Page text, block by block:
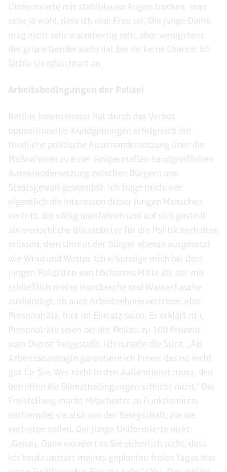
Uniformierte mit stahlblauen Augen trocken, man
sehe ja wohl, dass ich eine Frau sei. Die junge Dame
mag nicht sehr warmherzig sein, aber wenigstens
der grüne Genderwahn hat bei ihr keine Chance. Ich
lächle sie erleichtert an.
Arbeitsbedingungen der Polizei
Berlins Innensenator hat durch das Verbot
oppositioneller Kundgebungen erfolgreich die
friedliche politische Auseinandersetzung über die
Maßnahmen zu einer einigermaßen handgreiflichen
Auseinandersetzung zwischen Bürgern und
Staatsgewalt gewandelt. Ich frage mich, wer
eigentlich die Interessen dieser jungen Menschen
vertritt, die völlig unerfahren und auf sich gestellt
als menschliche Blitzableiter für die Politik herhalten
müssen, dem Unmut der Bürger ebenso ausgesetzt
wie Wind und Wetter. Ich erkundige mich bei dem
jungen Polizisten von höchstens Mitte 20, der mir
schließlich meine Handtasche und Wasserflasche
aushändigt, ob auch Arbeitnehmervertreter, also
Personalräte, hier im Einsatz seien. Er erklärt mir,
Personalräte seien bei der Polizei zu 100 Prozent
vom Dienst freigestellt. Ich runzele die Stirn. „Als
Arbeitssoziologin garantiere ich Ihnen, das ist nicht
gut für Sie. Wer nicht in den Außendienst muss, den
betreffen die Dienstbedingungen schlicht nicht.“ Die
Freistellung macht Mitarbeiter zu Funktionären,
entfremdet sie also von der Belegschaft, die sie
vertreten sollen. Der junge Uniformierte nickt:
„Genau. Dann wundert es Sie sicherlich nicht, dass
ich heute anstatt meines geplanten freien Tages hier